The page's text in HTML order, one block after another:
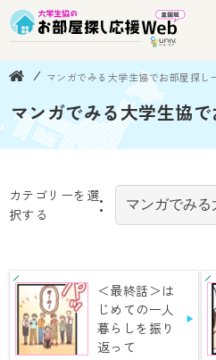
マンガでみる大学生協でお部屋探し
マンガでみる大学生協
カテゴリーを選
択する
＜最終話＞は
じめての一人
暮らしを振り
返って